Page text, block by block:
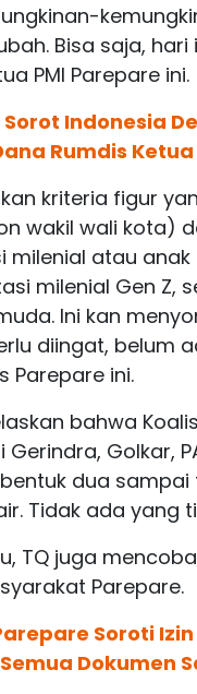
Bisa saja,
PMI Parepare ini.
Indonesia
Rumdis Ketua
kriteria figur
wakil wali kota)
atau
milenial Gen Z,
Ini kan
diingat, belum
Parepare ini.
bahwa
Golkar,
dua sampai
Tidak ada yang
TQ juga
Parepare.
Soroti
Dokumen